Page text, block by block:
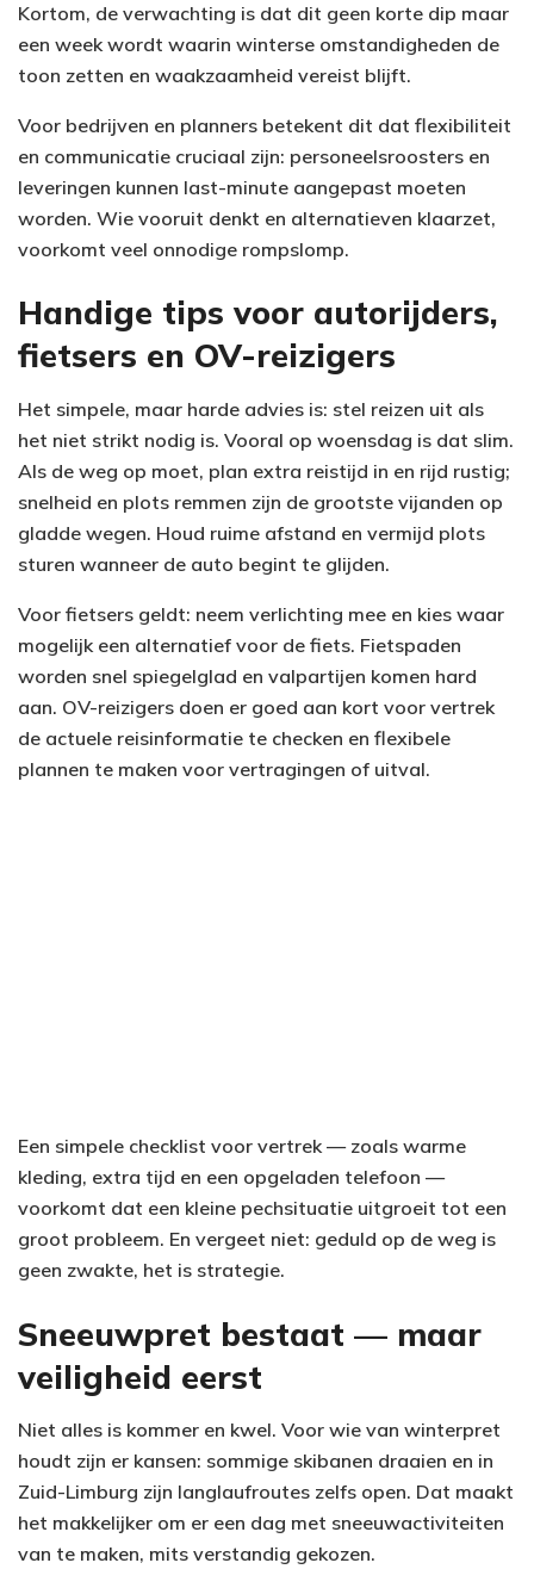
Kortom, de verwachting is dat dit geen korte dip maar
een week wordt waarin winterse omstandigheden de
toon zetten en waakzaamheid vereist blijft.
Voor bedrijven en planners betekent dit dat flexibiliteit
en communicatie cruciaal zijn: personeelsroosters en
leveringen kunnen last-minute aangepast moeten
worden. Wie vooruit denkt en alternatieven klaarzet,
voorkomt veel onnodige rompslomp.
Handige tips voor autorijders,
fietsers en OV-reizigers
Het simpele, maar harde advies is: stel reizen uit als
het niet strikt nodig is. Vooral op woensdag is dat slim.
Als de weg op moet, plan extra reistijd in en rijd rustig;
snelheid en plots remmen zijn de grootste vijanden op
gladde wegen. Houd ruime afstand en vermijd plots
sturen wanneer de auto begint te glijden.
Voor fietsers geldt: neem verlichting mee en kies waar
mogelijk een alternatief voor de fiets. Fietspaden
worden snel spiegelglad en valpartijen komen hard
aan. OV-reizigers doen er goed aan kort voor vertrek
de actuele reisinformatie te checken en flexibele
plannen te maken voor vertragingen of uitval.
Een simpele checklist voor vertrek — zoals warme
kleding, extra tijd en een opgeladen telefoon —
voorkomt dat een kleine pechsituatie uitgroeit tot een
groot probleem. En vergeet niet: geduld op de weg is
geen zwakte, het is strategie.
Sneeuwpret bestaat — maar
veiligheid eerst
Niet alles is kommer en kwel. Voor wie van winterpret
houdt zijn er kansen: sommige skibanen draaien en in
Zuid-Limburg zijn langlaufroutes zelfs open. Dat maakt
het makkelijker om er een dag met sneeuwactiviteiten
van te maken, mits verstandig gekozen.